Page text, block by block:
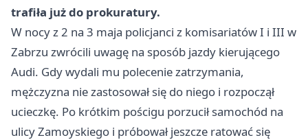
trafiła już do prokuratury.
W nocy z 2 na 3 maja policjanci z komisariatów I i III w
Zabrzu zwrócili uwagę na sposób jazdy kierującego
Audi. Gdy wydali mu polecenie zatrzymania,
mężczyzna nie zastosował się do niego i rozpoczął
ucieczkę. Po krótkim pościgu porzucił samochód na
ulicy Zamoyskiego i próbował jeszcze ratować się